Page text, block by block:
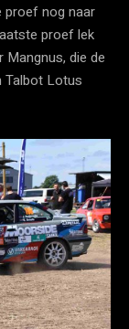
proef nog naar
proef lek
die de
Talbot Lotus